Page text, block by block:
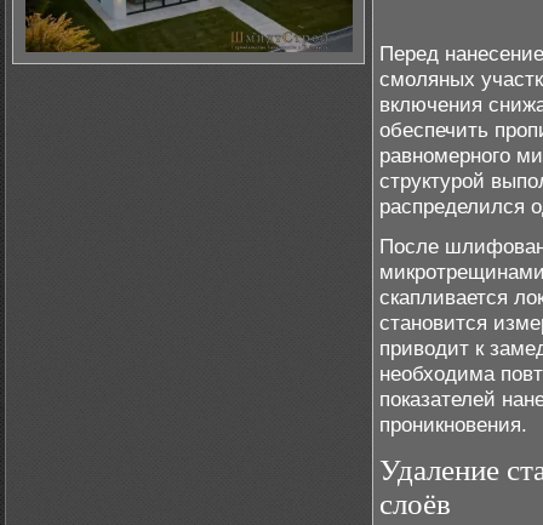
Перед
смоляных
включения
обеспечить
равномерного
структурой
распределился
После
скапливается
становится
приводит к
необходима
показателей
проникновения.
Удаление
слоёв